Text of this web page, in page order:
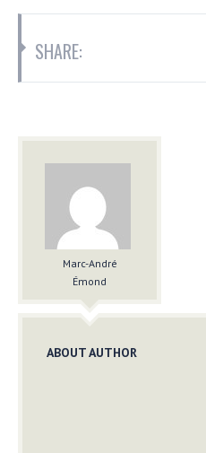
SHARE:
Marc-André
Émond
ABOUT AUTHOR